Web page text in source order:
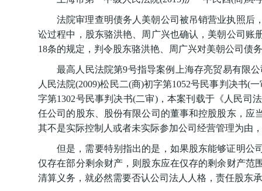
法院审理查明债务人美朝公司被吊销营业执照后
讼过程中，股东骆洪艳、周广兴也确认，美朝公司账
18条的规定，判令股东骆洪艳、周广兴对美朝公司债
最高人民法院第9号指导案例上海存亮贸易有限
人民法院(2009)松民二(商)初字第1052号民事判决书(
字第1302号民事判决书(二审)，本案刊载于《人民司
任公司的股东、股份有限公司的董事和控股股东，应
其不是实际控制人或者未实际参加公司经营管理为由
但是，需要特别指出的是，如果股东能够证明公
仅存在部分剩余财产，则股东应在仅存的剩余财产范
清算义务，就必然需要否认公司法人人格，责任股东